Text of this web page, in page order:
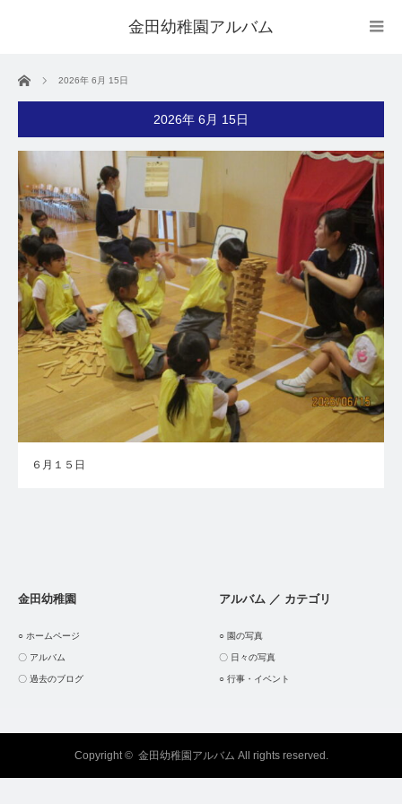
金田幼稚園アルバム
ホーム 2026年 6月 15日
2026年 6月 15日
６月１５日
金田幼稚園
○ ホームページ
〇 アルバム
〇 過去のブログ
アルバム ／ カテゴリ
○ 園の写真
〇 日々の写真
○ 行事・イベント
Copyright © 金田幼稚園アルバム All rights reserved.